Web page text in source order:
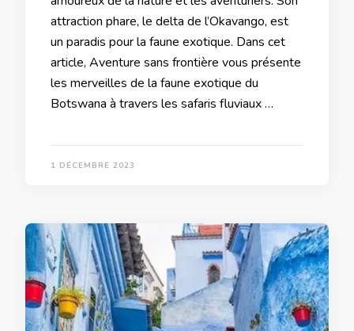
attraction phare, le delta de l’Okavango, est
un paradis pour la faune exotique. Dans cet
article, Aventure sans frontière vous présente
les merveilles de la faune exotique du
Botswana à travers les safaris fluviaux …
1 DÉCEMBRE 2023